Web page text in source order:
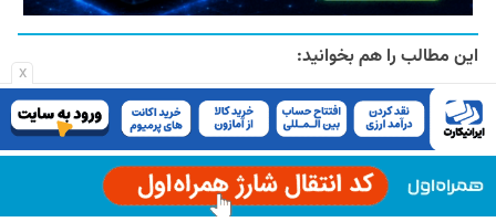
x
این مطالب را هم بخوانید:
علم پشت پرده ویرال شدن محتوا چیست
۱۵ فروردین ۱۴۰۴